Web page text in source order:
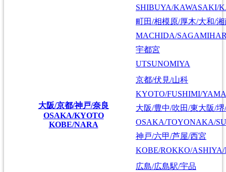
SHIBUYA/KAWASAKI/
町田/相模原/厚木/大和/湘
MACHIDA/
宇都宮
UTSUNOMIYA
大阪/京都/神戸/奈良
OSAKA/KYOTO
KOBE/NARA
京都/伏見/山科
KYOTO/FUSHIMI/
大阪/豊中/吹田/東大阪/
OSAKA/TOYONAKA/
神戸/六甲/芦屋/西宮
KOBE/ROKKO/
広島/広島駅/宇品